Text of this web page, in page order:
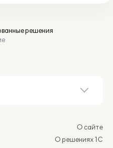
решения
О сайте
О решениях 1С